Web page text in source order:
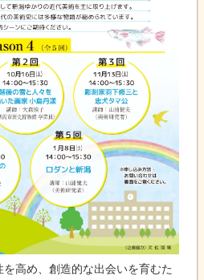
高め、創造的な出会いを育むた